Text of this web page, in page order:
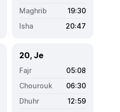
19:30
20:47
20, Je
05:08
06:30
12:59